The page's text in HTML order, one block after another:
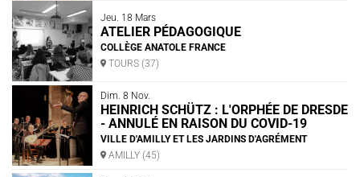
Jeu. 18 Mars
ATELIER PÉDAGOGIQUE
COLLÈGE ANATOLE FRANCE
TOURS (37)
Dim. 8 Nov.
HEINRICH SCHÜTZ : L'ORPHÉE DE DRESDE
- ANNULÉ EN RAISON DU COVID-19
VILLE D'AMILLY ET LES JARDINS D'AGRÉMENT
AMILLY (45)